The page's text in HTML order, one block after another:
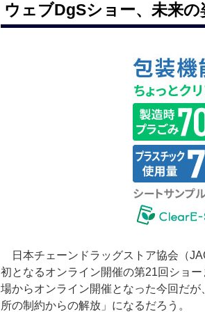
ウェブDgSショー、未来の
日本チェーンドラッグストア協会（
初となるオンライン開催の第21回ショ
場からオンライン開催となった今回だ
所の制約からの解放」になるだろう。